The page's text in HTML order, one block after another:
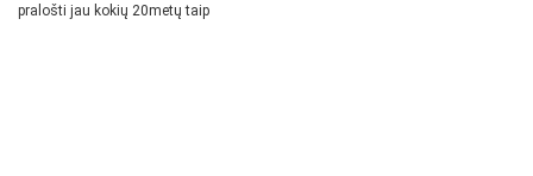
pralošti jau kokių 20metų taip